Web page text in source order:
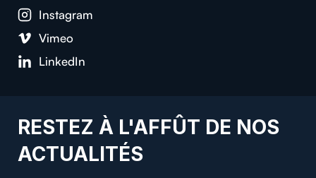
Instagram
Vimeo
LinkedIn
RESTEZ À L'AFFÛT DE NOS
ACTUALITÉS